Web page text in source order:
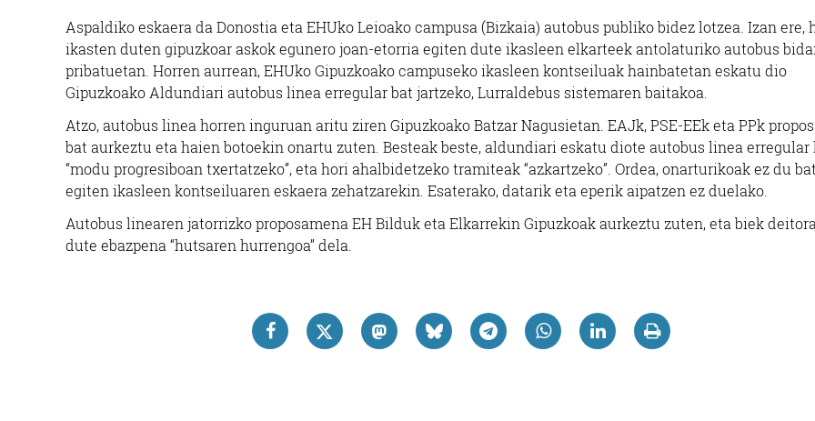
Aspaldiko eskaera da Donostia eta EHUko Leioako campusa (Bizkaia) autobus publiko bidez lotzea. Izan ere,
ikasten duten gipuzkoar askok egunero joan-etorria egiten dute ikasleen elkarteek antolaturiko autobus
pribatuetan. Horren aurrean, EHUko Gipuzkoako campuseko ikasleen kontseiluak hainbatetan eskatu dio
Gipuzkoako Aldundiari autobus linea erregular bat jartzeko, Lurraldebus sistemaren baitakoa.
Atzo, autobus linea horren inguruan aritu ziren Gipuzkoako Batzar Nagusietan. EAJk, PSE-EEk eta PPk
bat aurkeztu eta haien botoekin onartu zuten. Besteak beste, aldundiari eskatu diote autobus linea erregular
“modu progresiboan txertatzeko”, eta hori ahalbidetzeko tramiteak “azkartzeko”. Ordea, onarturikoak ez du bat
egiten ikasleen kontseiluaren eskaera zehatzarekin. Esaterako, datarik eta eperik aipatzen ez duelako.
Autobus linearen jatorrizko proposamena EH Bilduk eta Elkarrekin Gipuzkoak aurkeztu zuten, eta biek
dute ebazpena “hutsaren hurrengoa” dela.